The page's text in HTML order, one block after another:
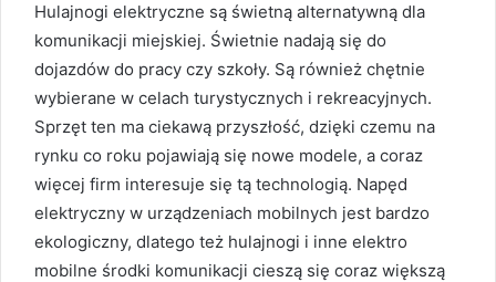
Hulajnogi elektryczne są świetną alternatywną dla
komunikacji miejskiej. Świetnie nadają się do
dojazdów do pracy czy szkoły. Są również chętnie
wybierane w celach turystycznych i rekreacyjnych.
Sprzęt ten ma ciekawą przyszłość, dzięki czemu na
rynku co roku pojawiają się nowe modele, a coraz
więcej firm interesuje się tą technologią. Napęd
elektryczny w urządzeniach mobilnych jest bardzo
ekologiczny, dlatego też hulajnogi i inne elektro
mobilne środki komunikacji cieszą się coraz większą